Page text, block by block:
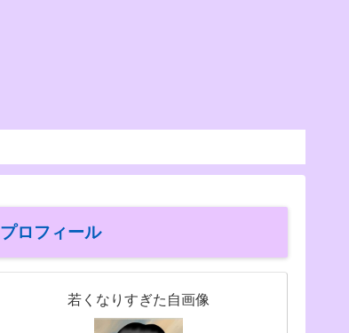
プロフィール
若くなりすぎた自画像